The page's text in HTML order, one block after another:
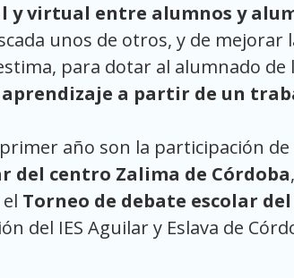
y virtual entre alumnos y
unos de otros, y de mejorar
para dotar al alumnado de
aprendizaje a partir de un
año son la participación
del centro Zalima de Córdoba
Torneo de debate escolar del
del IES Aguilar y Eslava de